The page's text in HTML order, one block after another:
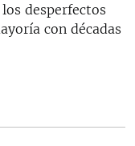
desperfectos
con décadas